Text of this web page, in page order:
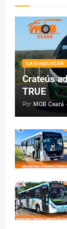
CAIO INDUSCAR
Crateús
TRUE
Por MOB Ceará -